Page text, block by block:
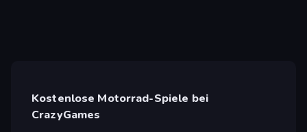
Kostenlose Motorrad-Spiele bei
CrazyGames